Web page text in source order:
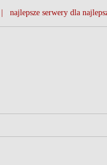
| najlepsze serwery dla